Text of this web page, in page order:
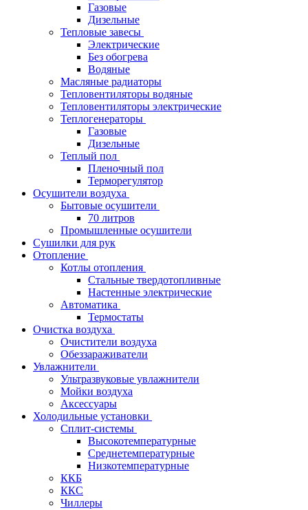
Газовые
Дизельные
Тепловые завесы
Электрические
Без обогрева
Водяные
Масляные радиаторы
Тепловентиляторы водяные
Тепловентиляторы электрические
Теплогенераторы
Газовые
Дизельные
Теплый пол
Пленочный пол
Терморегулятор
Осушители воздуха
Бытовые осушители
70 литров
Промышленные осушители
Сушилки для рук
Отопление
Котлы отопления
Стальные твердотопливные
Настенные электрические
Автоматика
Термостаты
Очистка воздуха
Очистители воздуха
Обеззараживатели
Увлажнители
Ультразвуковые увлажнители
Мойки воздуха
Аксессуары
Холодильные установки
Сплит-системы
Высокотемпературные
Среднетемпературные
Низкотемпературные
ККБ
ККС
Чиллеры